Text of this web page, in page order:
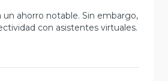
ahorro notable. Sin embargo,
con asistentes virtuales.